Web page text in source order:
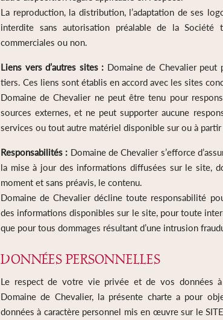
La reproduction, la distribution, l’adaptation de ses
interdite sans autorisation préalable de la
commerciales ou non.
Liens vers d’autres sites : Domaine de Chevalier
tiers. Ces liens sont établis en accord avec les sites
Domaine de Chevalier ne peut être tenu pour
sources externes, et ne peut supporter aucune
services ou tout autre matériel disponible sur ou à
Responsabilités : Domaine de Chevalier s’efforce
la mise à jour des informations diffusées sur le site,
moment et sans préavis, le contenu.
Domaine de Chevalier décline toute responsabilité
des informations disponibles sur le site, pour toute
que pour tous dommages résultant d’une intrusion
DONNÉES PERSONNELLES
Le respect de votre vie privée et de vos données
Domaine de Chevalier, la présente charte a pour
données à caractère personnel mis en œuvre sur le